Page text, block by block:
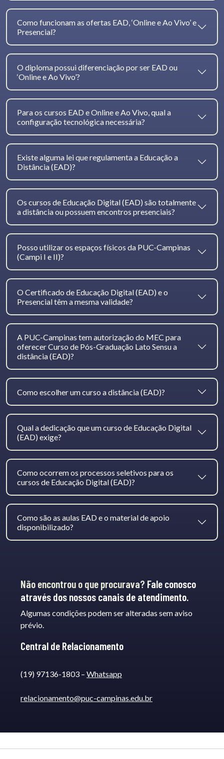
Como funcionam as ofertas EAD, ‘Online e Ao Vivo’ e
Presencial?
O diploma possui diferenciação por ser EAD ou
‘Online e Ao Vivo’?
Para os cursos EAD e Online e Ao Vivo, qual a
configuração tecnológica necessária?
Existe alguma lei que regulamenta a Educação a
Distância (EAD)?
Os cursos de Educação Digital (EAD) são totalmente
a distância ou possuem encontros presenciais?
Posso utilizar os espaços físicos da PUC-Campinas
(Campi I e II)?
O Certificado de Educação Digital (EAD) e o
Presencial têm a mesma validade?
A PUC-Campinas tem autorização do MEC para
oferecer Curso de Pós-Graduação Lato Sensu a
distância (EAD)?
Como escolher um curso a distância (EAD)?
Qual a dedicação que um curso de Educação Digital
(EAD) exige?
Como ocorrem os processos seletivos para os
cursos de Educação Digital (EAD)?
Como são as aulas EAD e o material de apoio
disponibilizado?
Não encontrou o que procurava? Fale conosco
através dos nossos canais de atendimento.
Algumas condições podem ser alteradas sem aviso
prévio.
Central de Relacionamento
(19) 97136-1803 – Whatsapp
relacionamento@puc-campinas.edu.br